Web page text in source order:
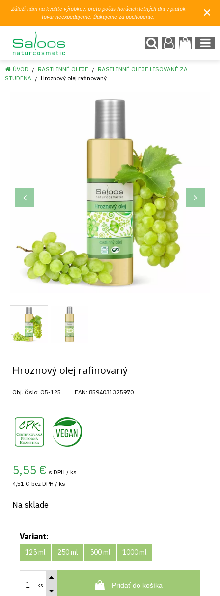
Záleží nám na kvalite výrobkov, preto počas horúcich letných dní v piatok
tovar neexpedujeme. Ďakujeme za pochopenie.
×
ÚVOD RASTLINNÉ OLEJE
RASTLINNÉ OLEJE LISOVANÉ ZA
STUDENA
Hroznový olej rafinovaný
Hroznový olej rafinovaný
Obj. čislo: O5-125 EAN: 8594031325970
5,55 € s DPH / ks
4,51 € bez DPH / ks
Na sklade
Variant:
125 ml 250 ml 500 ml 1000 ml
ks Pridať do košíka